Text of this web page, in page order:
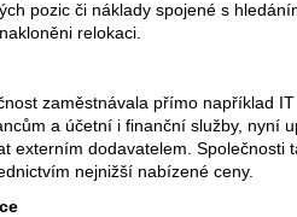
pozic či náklady spojené s
relokaci.
zaměstnávala přímo například
a účetní i finanční služby, nyní
externím dodavatelem.
nejnižší nabízené ceny.